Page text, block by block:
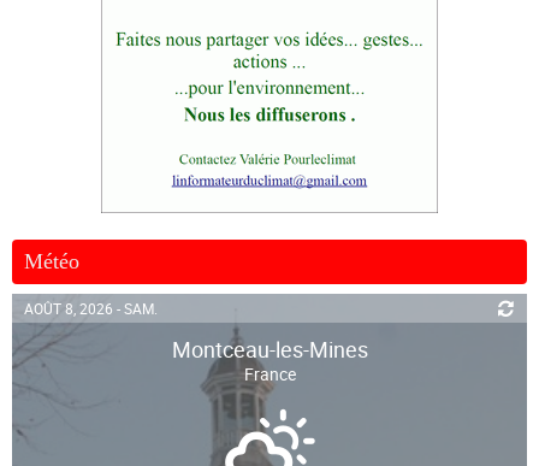
Météo
AOÛT 8, 2026 - SAM.
Montceau-les-Mines
France